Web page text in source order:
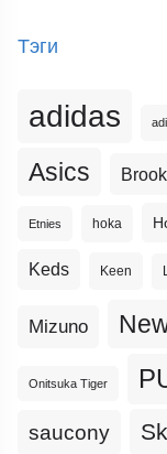
Тэги
adidas
Asics
Etnies hoka
Keds Keen
Mizuno
Onitsuka Tiger
saucony